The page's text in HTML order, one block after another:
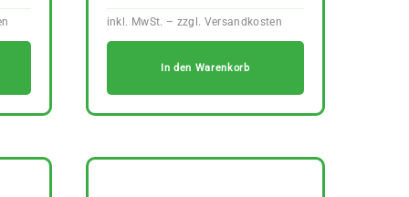
In den Warenkorb